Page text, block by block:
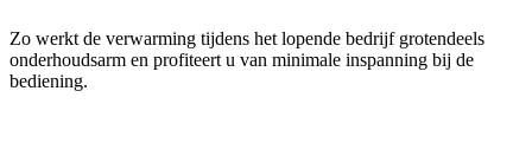
Zo werkt de verwarming tijdens het lopende bedrijf grotendeels
onderhoudsarm en profiteert u van minimale inspanning bij de
bediening.